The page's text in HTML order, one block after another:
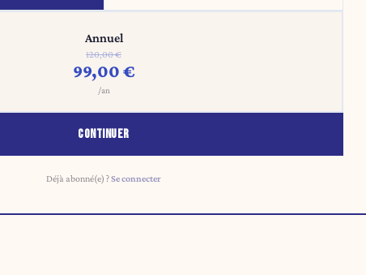
Annuel
120,00 €
99,00 €
/an
CONTINUER
Déjà abonné(e) ?Se connecter